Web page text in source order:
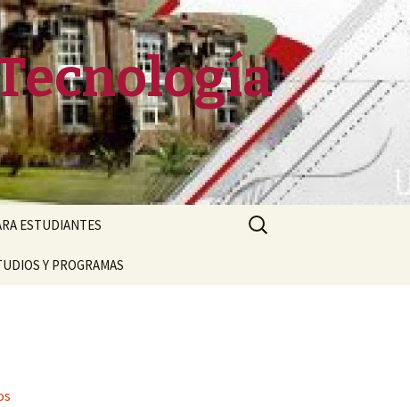
ESTUDIANTES
Y PROGRAMAS
Buscar: